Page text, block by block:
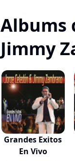
Albums
Jimmy
Grandes Exitos
En Vivo